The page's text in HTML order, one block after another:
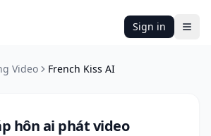
Sign in
Video French Kiss AI
hôn ai phát video